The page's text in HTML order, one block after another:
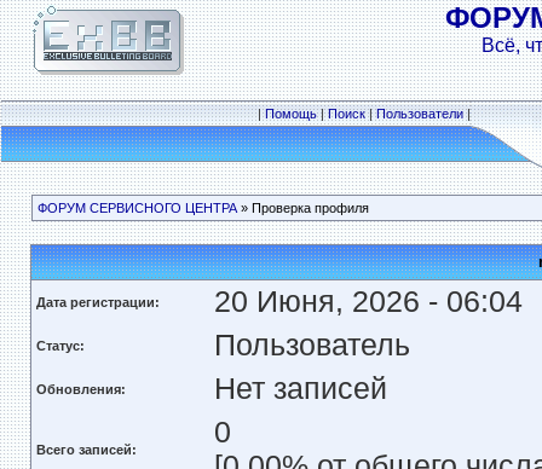
Всё,
|Помощь|Поиск|Пользователи|
ФОРУМ СЕРВИСНОГО ЦЕНТРА» Проверка профиля
Дата регистрации: 20 Июня, 2026 - 06:04
Статус: Пользователь
Обновления: Нет записей
Всего записей:
0